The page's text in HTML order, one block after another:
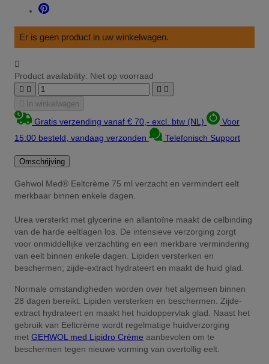
Er is geen product in uw winkelwagen.

Product availability: Niet op voorraad
   
In winkelwagen
Gratis verzending vanaf € 70,- excl. btw (NL)
Voor
15:00 besteld, vandaag verzonden
Telefonisch Support
Omschrijving
Gehwol Med® Eeltcrème 75 ml verzacht en vermindert eelt
merkbaar binnen enkele dagen.
Urea versterkt met glycerine en allantoïne maakt de celbinding
van de harde eeltlagen los. De intensieve verzorging zorgt
voor onmiddellijke verzachting en een merkbare vermindering
van eelt binnen enkele dagen. Lipiden versterken en
beschermen; zijde-extract hydrateert en maakt de huid glad.
Normale omstandigheden worden over het algemeen binnen
28 dagen bereikt. Lipiden versterken en beschermen. Zijde-
extract hydrateert en maakt het huidoppervlak glad. Naast het
gebruik van Eeltcrème wordt regelmatige huidverzorging
met GEHWOL med Lipidro Crème aanbevolen om te
beschermen tegen nieuwe vorming van overtollig eelt.